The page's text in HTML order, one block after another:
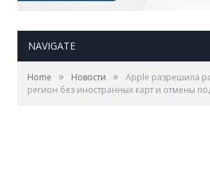
NAVIGATE
Home » Новости »
Apple разрешила
регион без иностранных карт и отмены